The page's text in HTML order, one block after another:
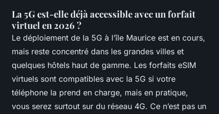
La 5G est-elle déjà accessible avec un forfait
virtuel en 2026 ?
Le déploiement de la 5G à l’île Maurice est en cours,
mais reste concentré dans les grandes villes et
quelques hôtels haut de gamme. Les forfaits eSIM
virtuels sont compatibles avec la 5G si votre
téléphone la prend en charge, mais en pratique,
vous serez surtout sur du réseau 4G. Ce n’est pas un